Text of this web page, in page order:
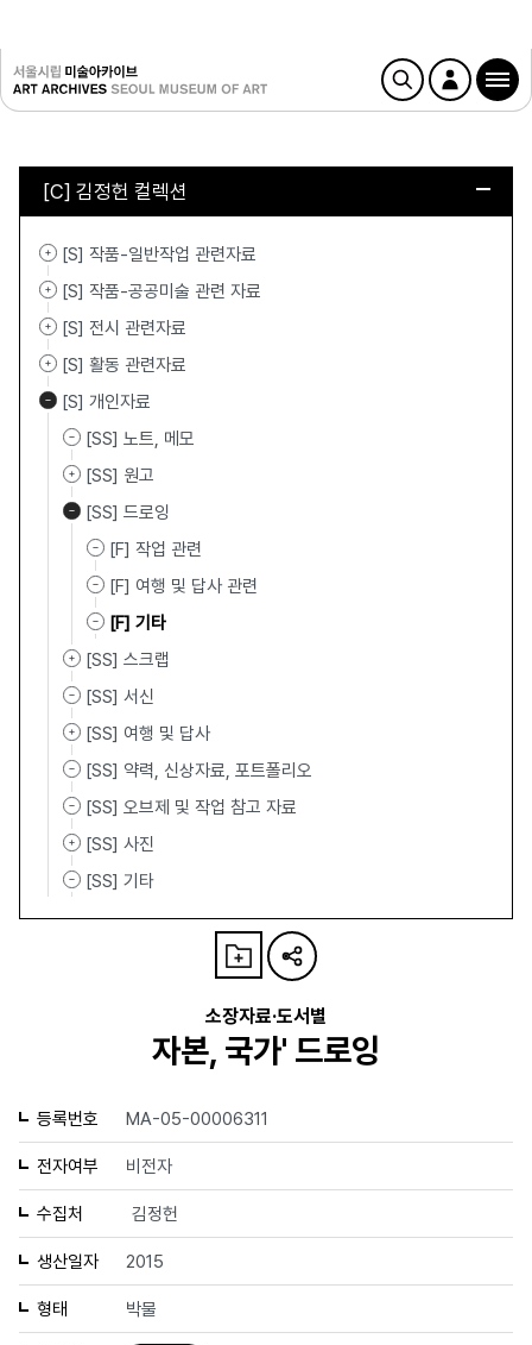
[C] 김정헌 컬렉션
[S] 작품-일반작업 관련자료
[S] 작품-공공미술 관련 자료
[S] 전시 관련자료
[S] 활동 관련자료
[S] 개인자료
[SS] 노트, 메모
[SS] 원고
[SS] 드로잉
[F] 작업 관련
[F] 여행 및 답사 관련
[F] 기타
[SS] 스크랩
[SS] 서신
[SS] 여행 및 답사
[SS] 약력, 신상자료, 포트폴리오
[SS] 오브제 및 작업 참고 자료
[SS] 사진
[SS] 기타
소장자료·도서별
자본, 국가' 드로잉
등록번호 MA-05-00006311
전자여부 비전자
수집처 김정헌
생산일자 2015
형태 박물